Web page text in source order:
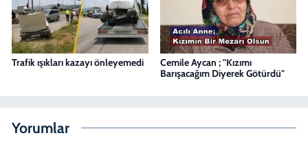
Trafik ışıkları kazayı önleyemedi
Cemile Aycan ; "Kızımı
Barışacağım Diyerek Götürdü"
Yorumlar